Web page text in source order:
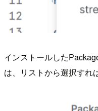
インストールした
は、リストから選択すれ